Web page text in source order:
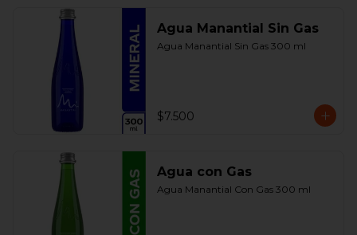
Agua Manantial Sin Gas
Agua Manantial Sin Gas 300 ml
$7.500
Agua con Gas
Agua Manantial Con Gas 300 ml